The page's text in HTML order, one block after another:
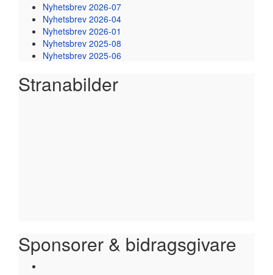
Nyhetsbrev 2026-07
Nyhetsbrev 2026-04
Nyhetsbrev 2026-01
Nyhetsbrev 2025-08
Nyhetsbrev 2025-06
Stranabilder
Sponsorer & bidragsgivare